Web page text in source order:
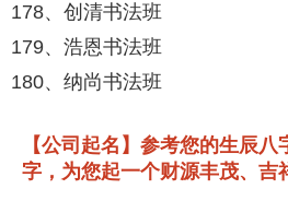
178、创清书法班
179、浩恩书法班
180、纳尚书法班
【公司起名】参考您的生辰
字，为您起一个财源丰茂、吉